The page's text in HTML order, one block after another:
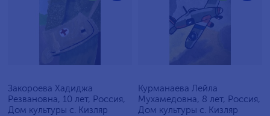
Закороева Хадиджа
Резвановна, 10 лет, Россия,
Дом культуры с. Кизляр
Курманаева Лейла
Мухамедовна, 8 лет, Россия,
Дом культуры с. Кизляр